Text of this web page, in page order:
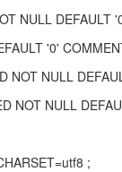
NULL DEFAULT
'0'
NOT NULL
NOT NULL
;